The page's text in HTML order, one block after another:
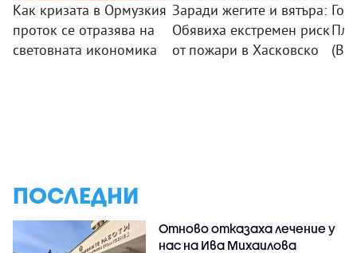
Как кризата в Ормузкия
проток се отразява на
световната икономика
Заради жегите и вятъра:
Обявиха екстремен риск
от пожари в Хасковско
ПОСЛЕДНИ
Отново отказаха лечение у
нас на Ива Михаилова